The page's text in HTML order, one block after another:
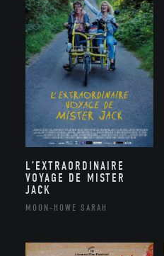
L’EXTRAORDINAIRE
VOYAGE DE MISTER
JACK
MOON-HOWE SARAH